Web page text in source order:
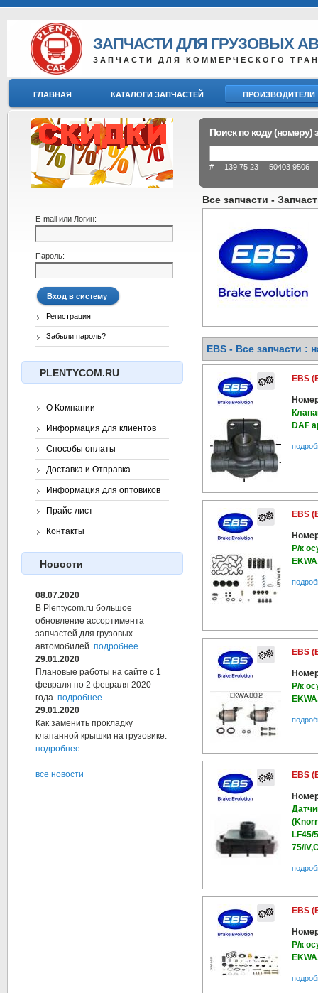
ЗАПЧАСТИ ДЛЯ ГРУЗОВЫХ
ЗАПЧАСТИ ДЛЯ КОММЕРЧЕСКОГО
ГЛАВНАЯ КАТАЛОГИ ЗАПЧАСТЕЙ ПРОИЗВОДИТЕЛИ
Поиск по коду (номеру)
# 139 75 23 50403 9506
Все запчасти -
EBS - Все запчасти :
EBS
DAF
EBS
Р/к
EBS
Р/к
EBS
LF45/
75/
EBS
Р/к
E-mail или Логин:
Пароль:
Регистрация
Забыли пароль?
PLENTYCOM.RU
О Компании
Информация для клиентов
Способы оплаты
Доставка и Отправка
Информация для оптовиков
Прайс-лист
Контакты
Новости
08.07.2020
В Plentycom.ru большое
обновление ассортимента
запчастей для грузовых
автомобилей. подробнее
29.01.2020
Плановые работы на сайте с 1
февраля по 2 февраля 2020
года. подробнее
29.01.2020
Как заменить прокладку
клапанной крышки на грузовике.
подробнее
все новости